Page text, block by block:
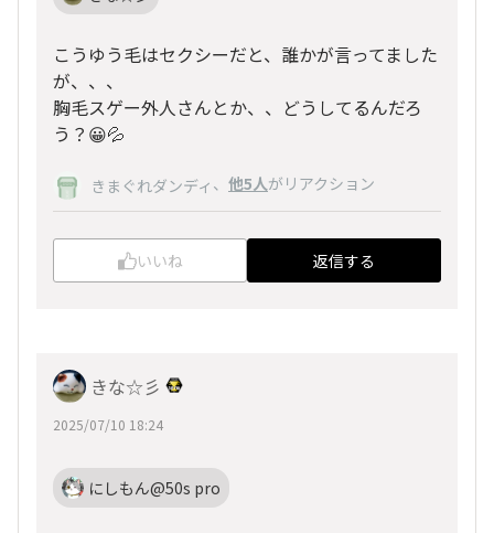
こうゆう毛はセクシーだと、誰かが言ってました
が、、、
胸毛スゲー外人さんとか、、どうしてるんだろ
う？😀💦
きまぐれダンディ 、 他5人がリアクション
いいね 返信する
きな☆彡
2025/07/10 18:24
にしもん@50s pro